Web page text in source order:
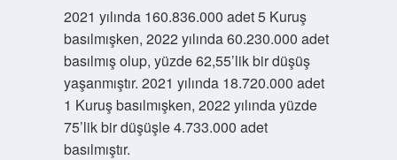
2021 yılında 160.836.000 adet 5 Kuruş
basılmışken, 2022 yılında 60.230.000 adet
basılmış olup, yüzde 62,55’lik bir düşüş
yaşanmıştır. 2021 yılında 18.720.000 adet
1 Kuruş basılmışken, 2022 yılında yüzde
75’lik bir düşüşle 4.733.000 adet
basılmıştır.